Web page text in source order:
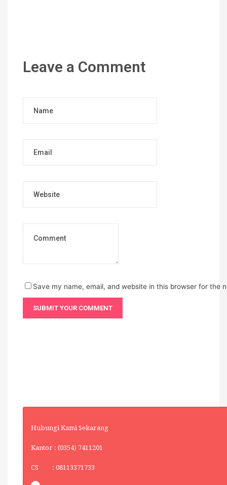
Leave a Comment
Name
Save my name, email, and website in this browser for the
Hubungi Kami Sekarang
Kantor : (0354) 7411201
CS : 08113371733